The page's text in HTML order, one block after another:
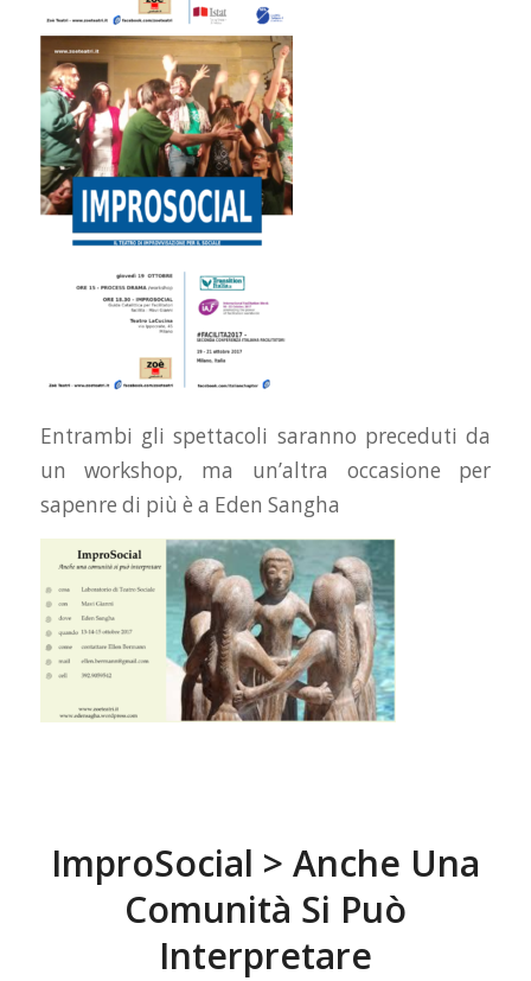
Entrambi gli spettacoli saranno preceduti da
un workshop, ma un’altra occasione per
sapenre di più è a Eden Sangha
ImproSocial > Anche Una
Comunità Si Può
Interpretare